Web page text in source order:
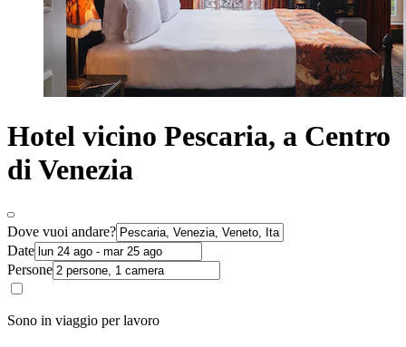
Hotel vicino Pescaria, a Centro
di Venezia
Dove vuoi andare?
Date
Persone
Sono in viaggio per lavoro